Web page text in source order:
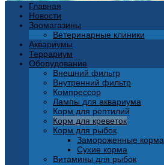
Главная
Новости
Зоомагазины
Ветеринарные клиники
Аквариумы
Террариум
Оборудование
Внешний фильтр
Внутренний фильтр
Компрессор
Лампы для аквариума
Корм для рептилий
Корм для креветок
Корм для рыбок
Замороженные корма
Сухие корма
Витамины для рыбок